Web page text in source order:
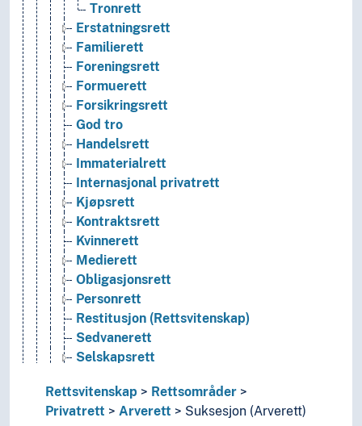
Tronrett
Erstatningsrett
Familierett
Foreningsrett
Formuerett
Forsikringsrett
God tro
Handelsrett
Immaterialrett
Internasjonal privatrett
Kjøpsrett
Kontraktsrett
Kvinnerett
Medierett
Obligasjonsrett
Personrett
Restitusjon (Rettsvitenskap)
Sedvanerett
Selskapsrett
Tingsrett
Trygderett
Rettsvitenskap
Rettsområder
Privatrett
Arverett Suksesjon (Arverett)